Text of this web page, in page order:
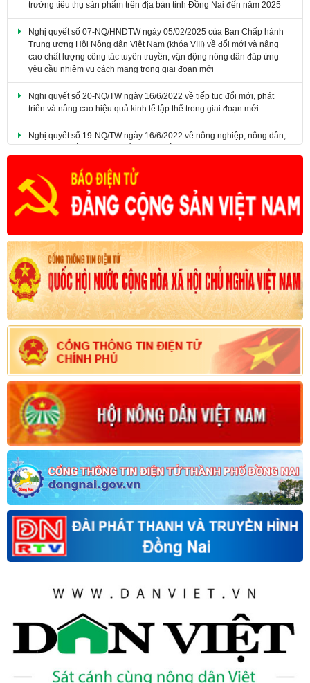
​Nghị quyết số 07-NQ/HNDTW ngày 05/02/2025 của Ban Chấp hành
Trung ương Hội Nông dân Việt Nam (khóa VIII) về đổi mới và nâng
cao chất lượng công tác tuyên truyền, vận động nông dân đáp ứng
yêu cầu nhiệm vụ cách mạng trong giai đoạn mới
Nghị quyết số 20-NQ/TW ngày 16/6/2022 về tiếp tục đổi mới, phát
triển và nâng cao hiệu quả kinh tế tập thể trong giai đoạn mới
Nghị quyết số 19-NQ/TW ngày 16/6/2022 về nông nghiệp, nông dân,
nông thôn đến năm 2030, tầm nhìn đến năm 2045